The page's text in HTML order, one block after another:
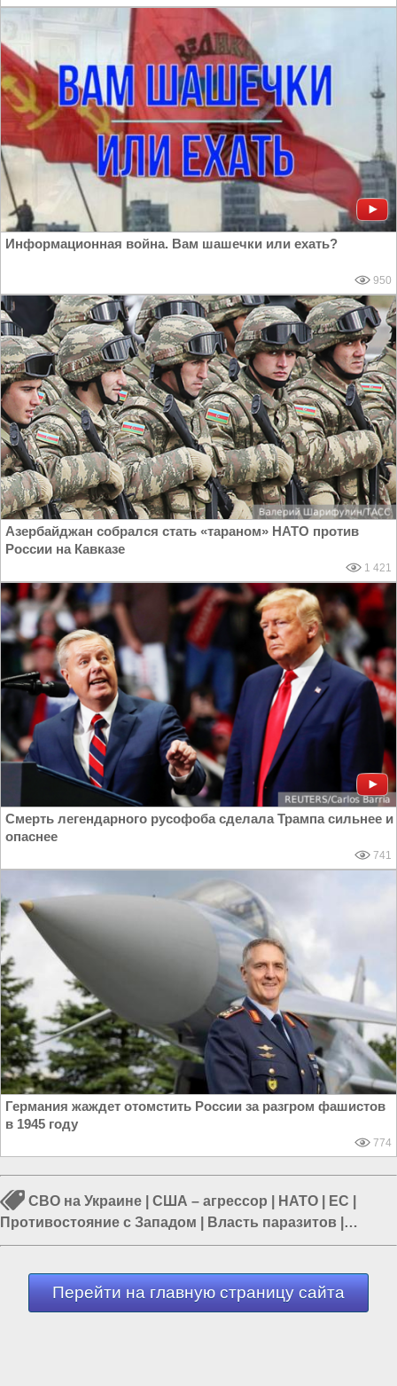
Информационная война. Вам шашечки или ехать?
950
Азербайджан собрался стать «тараном» НАТО против
России на Кавказе
1 421
Смерть легендарного русофоба сделала Трампа сильнее и
опаснее
741
Германия жаждет отомстить России за разгром фашистов
в 1945 году
774
СВО на Украине США – агрессор НАТО ЕС
Противостояние с Западом
Власть паразитов
Политика в мире
Перейти на главную страницу сайта